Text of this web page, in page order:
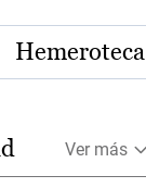
Hemeroteca
Ver más